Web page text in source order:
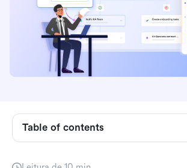
Table of contents
Definindo a IA na publicidade
Principais vantagens das campanhas